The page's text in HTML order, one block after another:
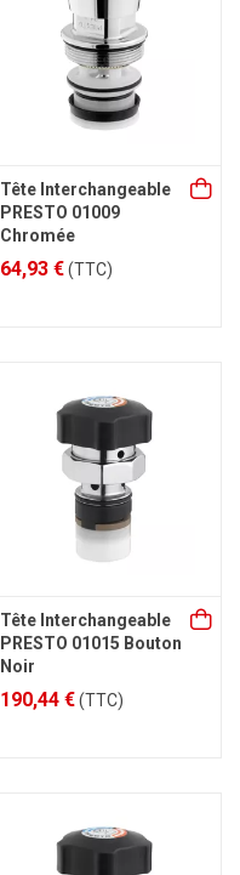
Tête Interchangeable
PRESTO 01009
Chromée
64,93 €(TTC)
Tête Interchangeable
PRESTO 01015 Bouton
Noir
190,44 €(TTC)